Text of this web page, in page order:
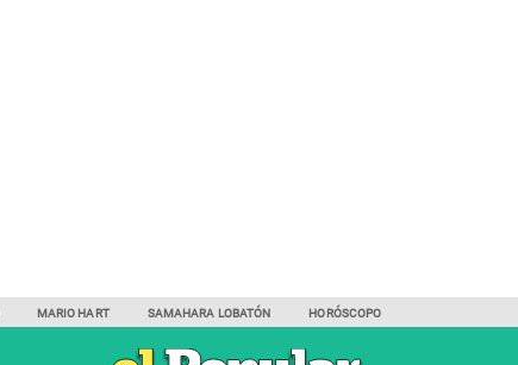
MARIO HART SAMAHARA LOBATÓN HORÓSCOPO